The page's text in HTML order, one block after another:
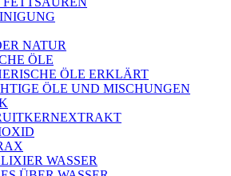
NATUR
ÖLE
ÖLE ERKLÄRT
ÖLE UND MISCHUNGEN
WASSER